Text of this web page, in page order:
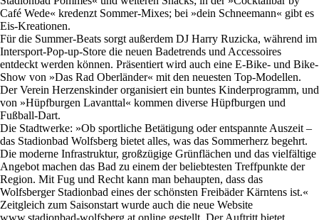
Café Wede« kredenzt Sommer-Mixes; bei »dein Schneemann« gibt es
Eis-Kreationen.
Für die Summer-Beats sorgt außerdem DJ Harry Ruzicka, während im
Intersport-Pop-up-Store die neuen Badetrends und Accessoires
entdeckt werden können. Präsentiert wird auch eine E-Bike- und Bike-
Show von »Das Rad Oberländer« mit den neuesten Top-Modellen.
Der Verein Herzenskinder organisiert ein buntes Kinderprogramm, und
von »Hüpfburgen Lavanttal« kommen diverse Hüpfburgen und
Fußball-Dart.
Die Stadtwerke: »Ob sportliche Betätigung oder entspannte Auszeit –
das Stadionbad Wolfsberg bietet alles, was das Sommerherz begehrt.
Die moderne Infrastruktur, großzügige Grünflächen und das vielfältige
Angebot machen das Bad zu einem der beliebtesten Treffpunkte der
Region. Mit Fug und Recht kann man behaupten, dass das
Wolfsberger Stadionbad eines der schönsten Freibäder Kärntens ist.«
Zeitgleich zum Saisonstart wurde auch die neue Website
www.stadionbad-wolfsberg.at online gestellt. Der Auftritt bietet